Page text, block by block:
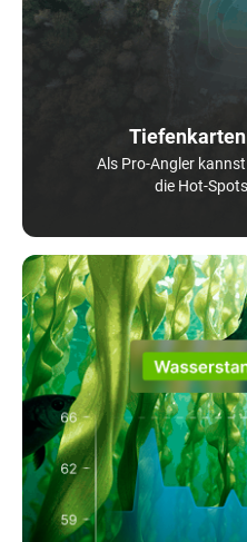
Als Pro-Angler
die Hot-